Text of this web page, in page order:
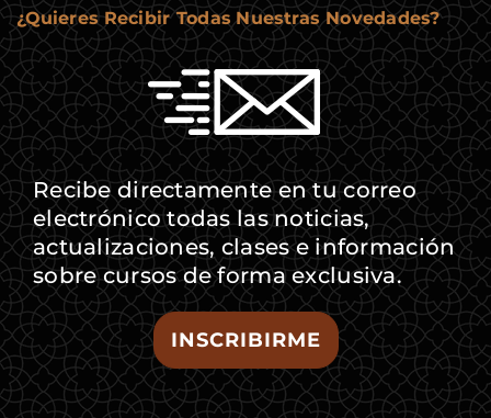
¿Quieres Recibir Todas Nuestras Novedades?
Recibe directamente en tu correo
electrónico todas las noticias,
actualizaciones, clases e información
sobre cursos de forma exclusiva.
INSCRIBIRME